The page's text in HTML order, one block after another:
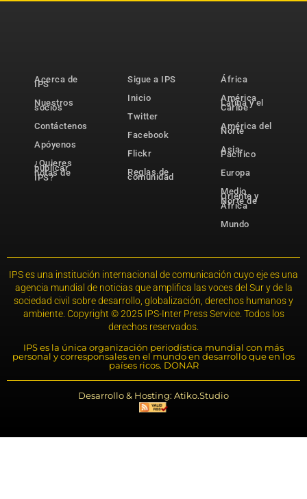
Acerca de
IPS
Nuestros
socios
Contáctenos
Apóyenos
¿Quieres
publicar
notas de
IPS?
Sigue a IPS
Inicio
Twitter
Facebook
Flickr
Reglas de
comunidad
África
América
Latina y el
Caribe
América del
Norte
Asia-
Pacífico
Europa
Medio
Oriente y
Norte de
África
Mundo
IPS es una institución internacional de comunicación cuyo eje es una
agencia mundial de noticias que amplifica las voces del Sur y de la
sociedad civil sobre desarrollo, globalización, derechos humanos y
ambiente. Copyright © 2025 IPS-Inter Press Service. Todos los
derechos reservados.
IPS es la única organización periodística mundial con más
personal y corresponsales en el mundo en desarrollo que en los
países ricos. DONAR
Desarrollo & Hosting: Atiko.Studio